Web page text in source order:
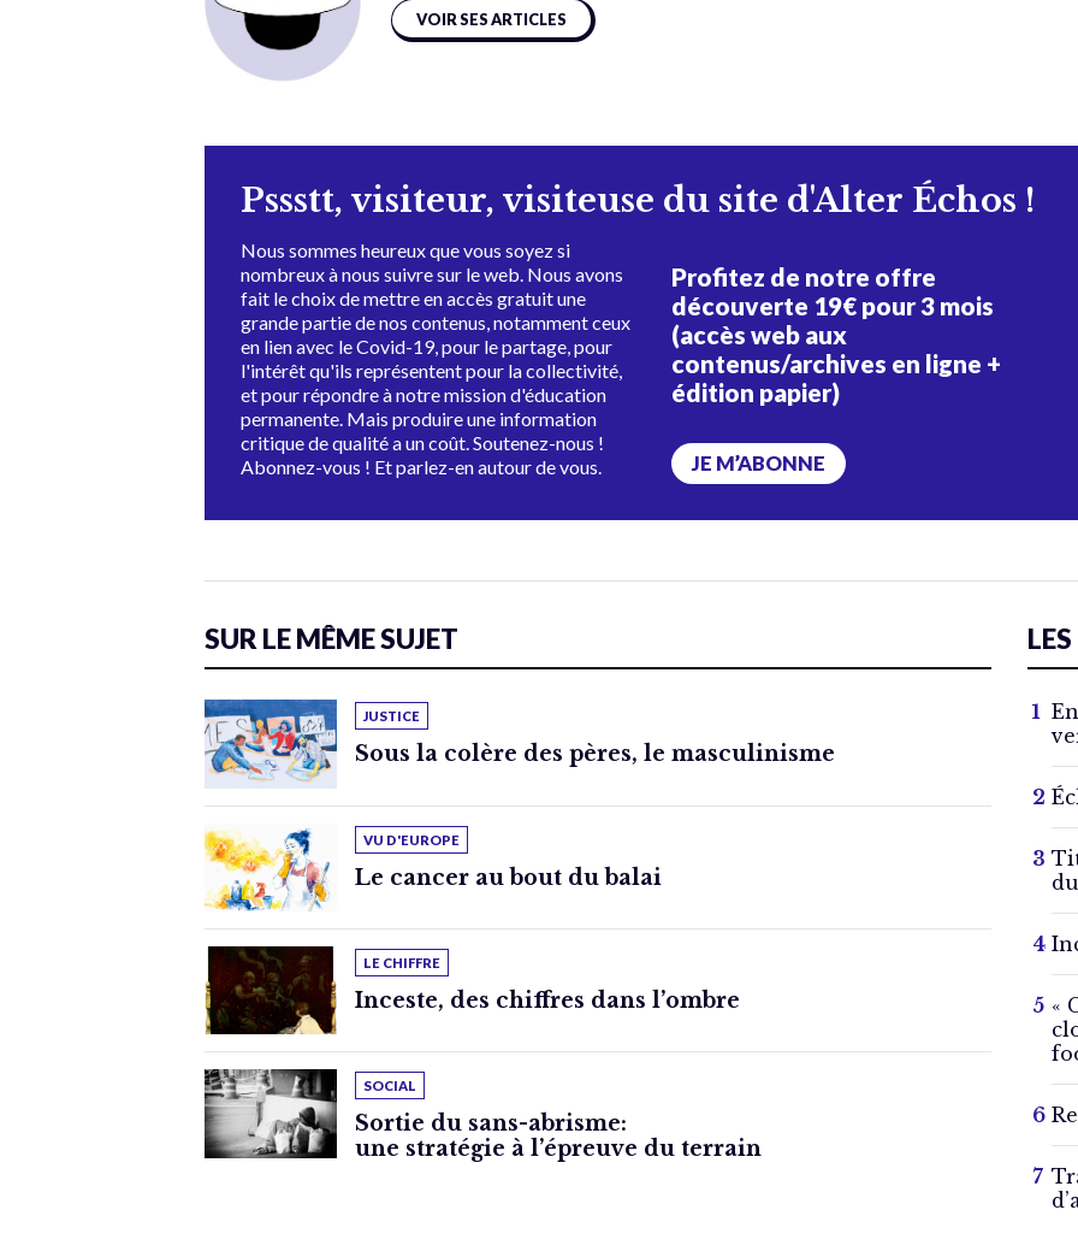
VOIR SES ARTICLES
Pssstt, visiteur, visiteuse du site d'Alter Échos !
Nous sommes heureux que vous soyez si
nombreux à nous suivre sur le web. Nous avons
fait le choix de mettre en accès gratuit une
grande partie de nos contenus, notamment ceux
en lien avec le Covid-19, pour le partage, pour
l'intérêt qu'ils représentent pour la collectivité,
et pour répondre à notre mission d'éducation
permanente. Mais produire une information
critique de qualité a un coût. Soutenez-nous !
Abonnez-vous ! Et parlez-en autour de vous.
Profitez de notre offre
découverte 19€ pour 3 mois
(accès web aux
contenus/archives en ligne +
édition papier)
JE M’ABONNE
SUR LE MÊME SUJET
JUSTICE
Sous la colère des pères, le masculinisme
VU D'EUROPE
Le cancer au bout du balai
LE CHIFFRE
Inceste, des chiffres dans l’ombre
SOCIAL
Sortie du sans-abrisme:
une stratégie à l’épreuve du terrain
«